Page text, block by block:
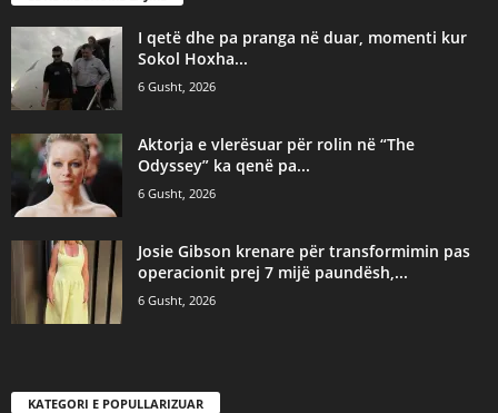
I qetë dhe pa pranga në duar, momenti kur
Sokol Hoxha...
6 Gusht, 2026
Aktorja e vlerësuar për rolin në “The
Odyssey” ka qenë pa...
6 Gusht, 2026
Josie Gibson krenare për transformimin pas
operacionit prej 7 mijë paundësh,...
6 Gusht, 2026
KATEGORI E POPULLARIZUAR